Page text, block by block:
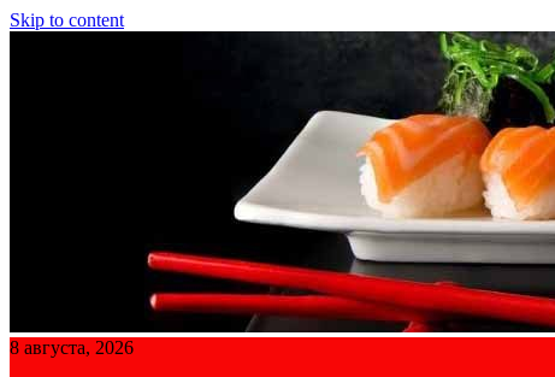
Skip to content
8 августа, 2026